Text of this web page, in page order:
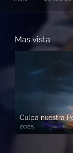
Mas vista
Culpa nuestra
2025
720p HD